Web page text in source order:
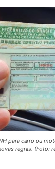
para carro ou
regras. (Foto: